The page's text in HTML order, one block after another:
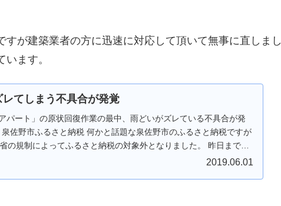
が建築業者の方に迅速に対応して頂いて無事に直しまし
ます。
レてしまう不具合が発覚
パート」の原状回復作業の最中、雨どいがズレている不具合が発
佐野市ふるさと納税 何かと話題な泉佐野市のふるさと納税ですが
の規制によってふるさと納税の対象外となりました。 昨日まで最
2019.06.01